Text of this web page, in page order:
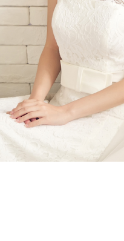
Together Secret